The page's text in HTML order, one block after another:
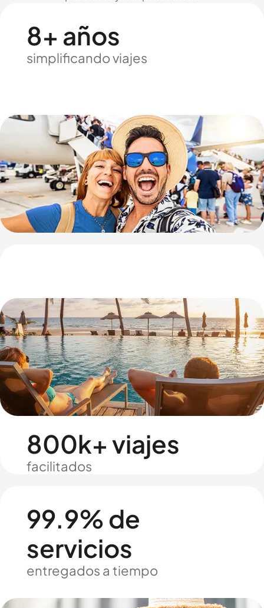
8+ años
simplificando viajes
800k+ viajes
facilitados
99.9% de
servicios
entregados a tiempo